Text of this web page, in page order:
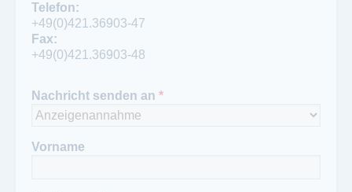
Telefon:
+49(0)421-3 69 03-76
Fax:
+49(0)421-3 69 03-48
Telefon:
+49(0)421.36903-47
Fax:
+49(0)421.36903-48
Telefon Redaktion:
+49(0)421-369 03-17
+49(0)421-369 03-43
Nachricht senden an *
Vorname